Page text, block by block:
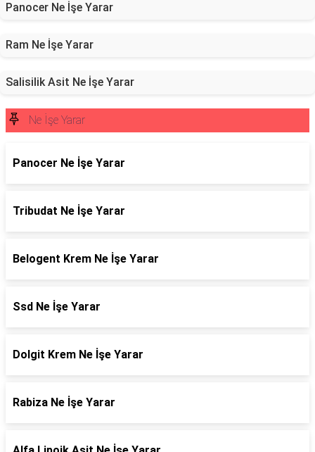
Panocer Ne İşe Yarar
Ram Ne İşe Yarar
Salisilik Asit Ne İşe Yarar
Ne İşe Yarar
Panocer Ne İşe Yarar
Tribudat Ne İşe Yarar
Belogent Krem Ne İşe Yarar
Ssd Ne İşe Yarar
Dolgit Krem Ne İşe Yarar
Rabiza Ne İşe Yarar